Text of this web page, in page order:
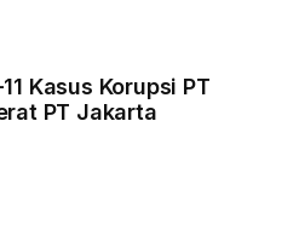
Kasus Korupsi PT
PT Jakarta